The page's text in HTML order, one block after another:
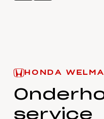
HONDA
service